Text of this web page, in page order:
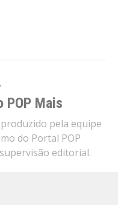
POP Mais
pela equipe
do Portal POP
editorial.